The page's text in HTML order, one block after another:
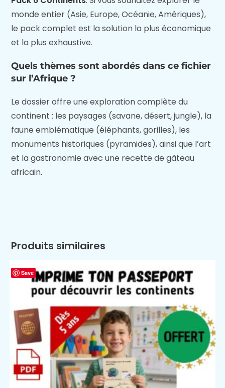
monde entier (Asie, Europe, Océanie, Amériques),
le pack complet est la solution la plus économique
et la plus exhaustive.
Quels thèmes sont abordés dans ce fichier
sur l’Afrique ?
Le dossier offre une exploration complète du
continent : les paysages (savane, désert, jungle), la
faune emblématique (éléphants, gorilles), les
monuments historiques (pyramides), ainsi que l’art
et la gastronomie avec une recette de gâteau
africain.
Produits similaires
Save